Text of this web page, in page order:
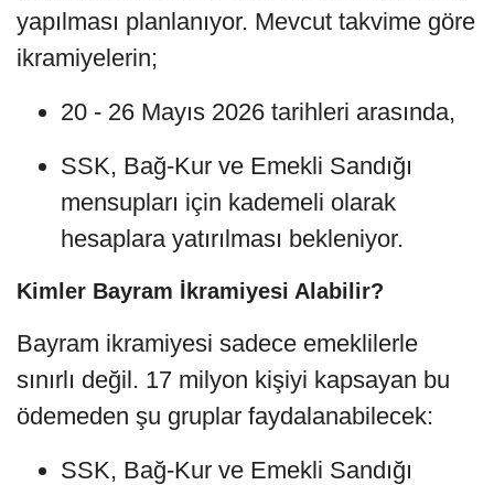
yapılması planlanıyor. Mevcut takvime göre
ikramiyelerin;
20 - 26 Mayıs 2026 tarihleri arasında,
SSK, Bağ-Kur ve Emekli Sandığı
mensupları için kademeli olarak
hesaplara yatırılması bekleniyor.
Kimler Bayram İkramiyesi Alabilir?
Bayram ikramiyesi sadece emeklilerle
sınırlı değil. 17 milyon kişiyi kapsayan bu
ödemeden şu gruplar faydalanabilecek:
SSK, Bağ-Kur ve Emekli Sandığı